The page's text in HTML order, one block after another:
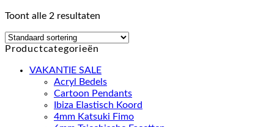
Toont alle 2 resultaten
Productcategorieën
VAKANTIE SALE
Acryl Bedels
Cartoon Pendants
Ibiza Elastisch Koord
4mm Katsuki Fimo